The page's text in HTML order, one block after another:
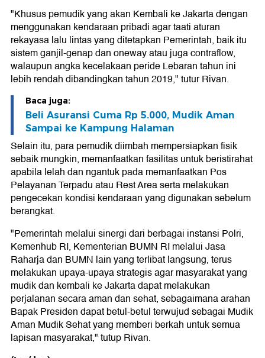
"Khusus pemudik yang akan Kembali ke Jakarta dengan
menggunakan kendaraan pribadi agar taati aturan
rekayasa lalu lintas yang ditetapkan Pemerintah, baik itu
sistem ganjil-genap dan oneway atau juga contraflow,
walaupun angka kecelakaan peride Lebaran tahun ini
lebih rendah dibandingkan tahun 2019," tutur Rivan.
Baca juga:
Beli Asuransi Cuma Rp 5.000, Mudik Aman
Sampai ke Kampung Halaman
Selain itu, para pemudik diimbah mempersiapkan fisik
sebaik mungkin, memanfaatkan fasilitas untuk beristirahat
apabila lelah dan ngantuk pada memanfaatkan Pos
Pelayanan Terpadu atau Rest Area serta melakukan
pengecekan kondisi kendaraan yang digunakan sebelum
berangkat.
"Pemerintah melalui sinergi dari berbagai instansi Polri,
Kemenhub RI, Kementerian BUMN RI melalui Jasa
Raharja dan BUMN lain yang terlibat langsung, terus
melakukan upaya-upaya strategis agar masyarakat yang
mudik dan kembali ke Jakarta dapat melakukan
perjalanan secara aman dan sehat, sebagaimana arahan
Bapak Presiden dapat betul-betul terwujud sebagai Mudik
Aman Mudik Sehat yang memberi berkah untuk semua
lapisan masyarakat," tutup Rivan.